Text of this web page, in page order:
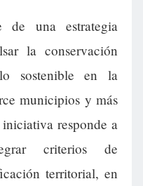
de una estrategia
la conservación
sostenible en la
municipios y más
responde a
criterios de
territorial, en